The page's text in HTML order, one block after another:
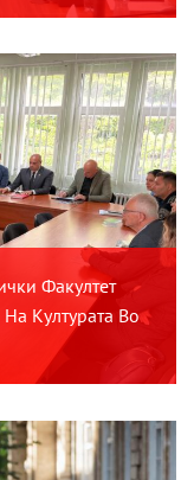
Факултет
Културата Во